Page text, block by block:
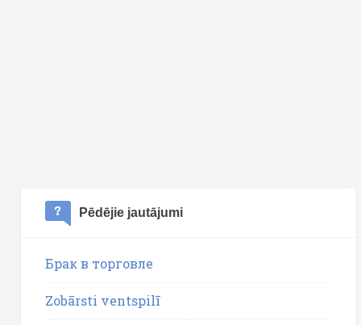
Pēdējie jautājumi
Брак в торговле
Zobārsti ventspilī